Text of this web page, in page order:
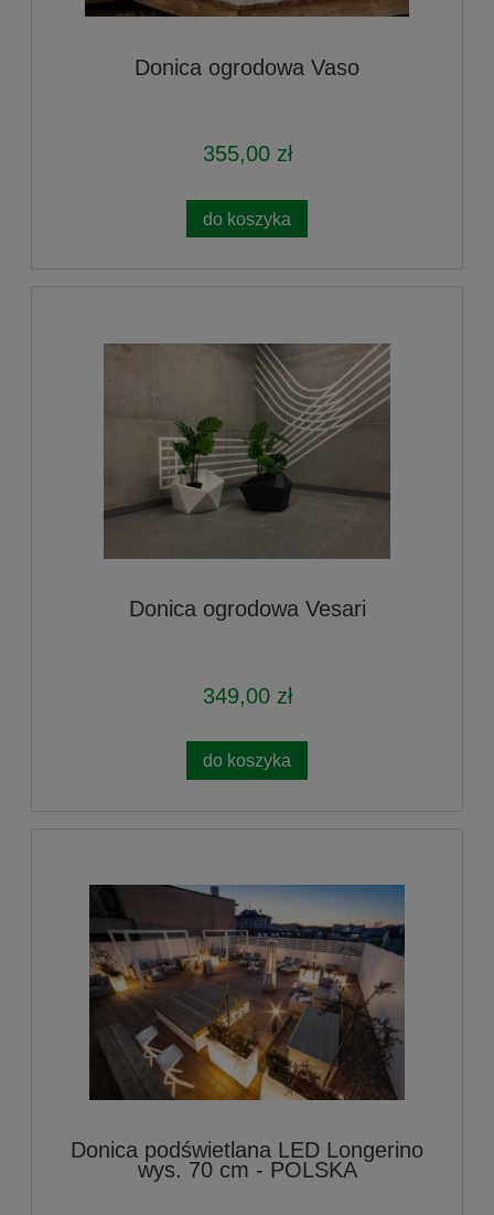
Donica ogrodowa Vaso
355,00 zł
do koszyka
Donica ogrodowa Vesari
349,00 zł
do koszyka
Donica podświetlana LED Longerino
wys. 70 cm - POLSKA